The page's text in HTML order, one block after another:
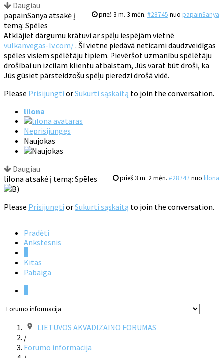
Daugiau
prieš 3 m. 3 mėn. #28745 nuo papainSanya
papainSanya atsakė į
temą: Spēles
Atklājiet dārgumu krātuvi ar spēļu iespējām vietnē
vulkanvegas-lv.com/. Šī vietne piedāvā neticami daudzveidīgas
spēles visiem spēlētāju tipiem. Pievēršot uzmanību spēlētāju
drošībai un izcilam klientu atbalstam, Jūs varat būt droši, ka
Jūs gūsiet pārsteidzošu spēļu pieredzi drošā vidē.
Please Prisijungti orSukurti sąskaitą to join the conversation.
lilona
Neprisijungęs
Naujokas
Daugiau
prieš 3 m. 2 mėn. #28747 nuo lilona
lilona atsakė į temą: Spēles
Please Prisijungti orSukurti sąskaitą to join the conversation.
Pradėti
Ankstesnis
Kitas
Pabaiga
LIETUVOS AKVADIZAINO FORUMAS
/
Forumo informacija